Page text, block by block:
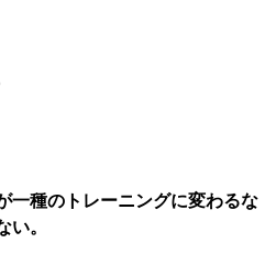
一種のトレーニングに変わるな
い。